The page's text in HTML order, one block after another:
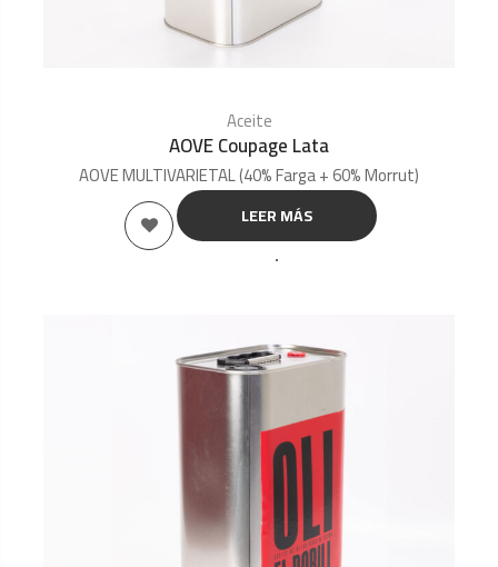
Aceite
AOVE Coupage Lata
AOVE MULTIVARIETAL (40% Farga + 60% Morrut)
LEER MÁS